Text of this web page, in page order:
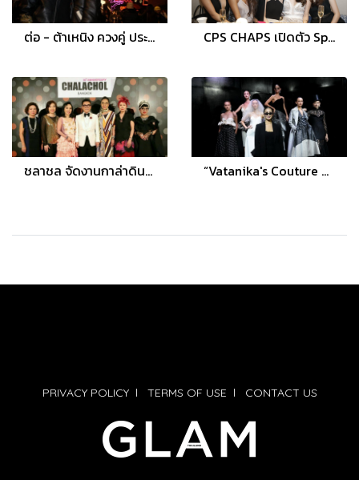
ต่อ - ต้าเหนิง ควงคู่ ประชันคนดังระดับโลกชมแฟชั่นโชว์ Coach คอลเลกชั่น “Pre - Fall 2019” อิน เซี่ยงไฮ้ CPS CHAPS เปิดตัว Spring/Summer 2017 Collection ด้วย Adam Levine
ชลาชล จัดงานกาล่าดินเนอร์ CHALACHOL BANGKOK-Get Together Party Pre 30th Anniversary “Vatanika's Couture Collection” เปิดรันเวย์ฮอต โชว์แฟชั่นสุดเปรี้ยวระดับลักชัวรี่
PRIVACY POLICYl TERMS OF USE l CONTACT US